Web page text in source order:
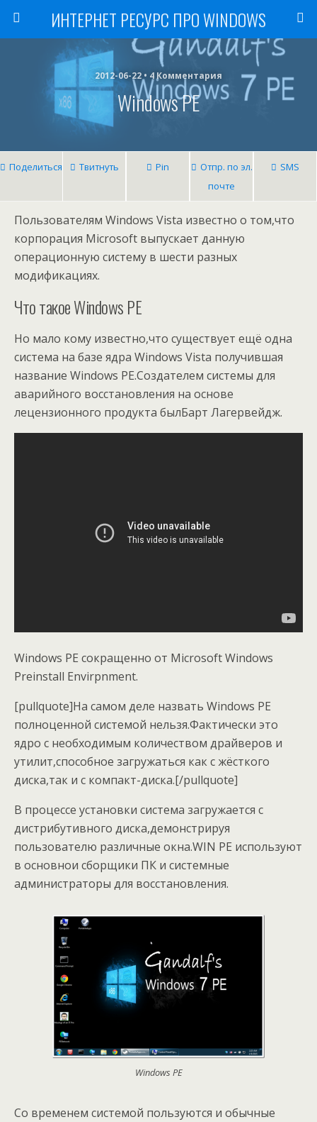
ИНТЕРНЕТ РЕСУРС ПРО WINDOWS
2012-06-22 • 4 Комментария
Windows PE
Поделиться Твитнуть Pin
Отпр. по эл.
почте
SMS
Пользователям Windows Vista известно о том,что
корпорация Microsoft выпускает данную
операционную систему в шести разных
модификациях.
Что такое Windows PE
Но мало кому известно,что существует ещё одна
система на базе ядра Windows Vista получившая
название Windows PE.Создателем системы для
аварийного восстановления на основе
лецензионного продукта былБарт Лагервейдж.
Windows PE сокращенно от Microsoft Windows
Preinstall Envirpnment.
[pullquote]На самом деле назвать Windows PE
полноценной системой нельзя.Фактически это
ядро с необходимым количеством драйверов и
утилит,способное загружаться как с жёсткого
диска,так и с компакт-диска.[/pullquote]
В процессе установки система загружается с
дистрибутивного диска,демонстрируя
пользователю различные окна.WIN PE используют
в основнои сборщики ПК и системные
администраторы для восстановления.
Windows PE
Со временем системой пользуются и обычные